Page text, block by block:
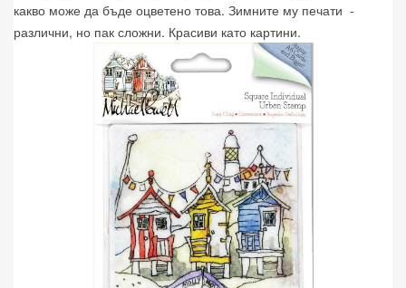
какво може да бъде оцветено това. Зимните му печати -
различни, но пак сложни. Красиви като картини.